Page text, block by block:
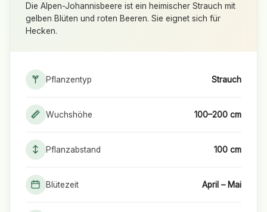
Die Alpen-Johannisbeere ist ein heimischer Strauch mit
gelben Blüten und roten Beeren. Sie eignet sich für
Hecken.
Pflanzentyp Strauch
Wuchshöhe 100–200 cm
Pflanzabstand 100 cm
Blütezeit April – Mai